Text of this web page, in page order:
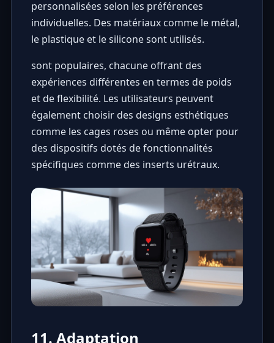
personnalisées selon les préférences
individuelles. Des matériaux comme le métal,
le plastique et le silicone sont utilisés.
sont populaires, chacune offrant des
expériences différentes en termes de poids
et de flexibilité. Les utilisateurs peuvent
également choisir des designs esthétiques
comme les cages roses ou même opter pour
des dispositifs dotés de fonctionnalités
spécifiques comme des inserts urétraux.
11. Adaptation